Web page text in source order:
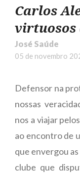
Carlos
José Saúde
05 de novembro
Defensor na
nossas
nos a viajar
ao encontro de
que envergou
clube que